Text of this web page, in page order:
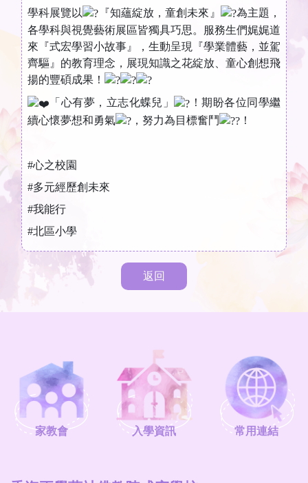
學科展覽以
『知蘊綻放，童創未來』
為主題，
各學科與視覺藝術展區皆獨具巧思。服務生們娓娓道
來『式宏學習小故事』，生動呈現『學業體藝，並駕
齊驅』的教育理念，展現知識之花綻放、童心創想飛
揚的豐碩成果！
「心有夢，立志化蝶兒」
！期盼各位同學繼
續心懷夢想和勇氣
，努力為目標奮鬥 ！
#心之校園
#多元經歷創未來
#我能行
#北區小學
返回
家教會 入學資訊 常用連結